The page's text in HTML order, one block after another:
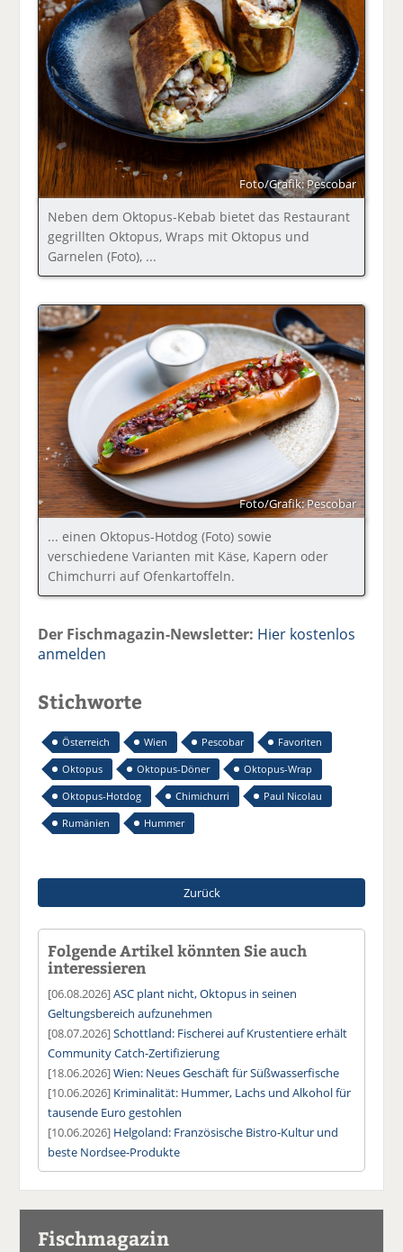
Foto/Grafik: Pescobar
Neben dem Oktopus-Kebab bietet das Restaurant
gegrillten Oktopus, Wraps mit Oktopus und
Garnelen (Foto), ...
Foto/Grafik: Pescobar
... einen Oktopus-Hotdog (Foto) sowie
verschiedene Varianten mit Käse, Kapern oder
Chimchurri auf Ofenkartoffeln.
Der Fischmagazin-Newsletter: Hier kostenlos
anmelden
Stichworte
Österreich Wien Pescobar
Favoriten
Oktopus
Oktopus-Döner
Oktopus-Wrap
Oktopus-Hotdog
Chimichurri
Paul Nicolau
Rumänien
Hummer
Zurück
Folgende Artikel könnten Sie auch
interessieren
[06.08.2026]ASC plant nicht, Oktopus in seinen
Geltungsbereich aufzunehmen
[08.07.2026]Schottland: Fischerei auf Krustentiere erhält
Community Catch-Zertifizierung
[18.06.2026]Wien: Neues Geschäft für Süßwasserfische
[10.06.2026] Kriminalität: Hummer, Lachs und Alkohol für
tausende Euro gestohlen
[10.06.2026] Helgoland: Französische Bistro-Kultur und
beste Nordsee-Produkte
Fischmagazin